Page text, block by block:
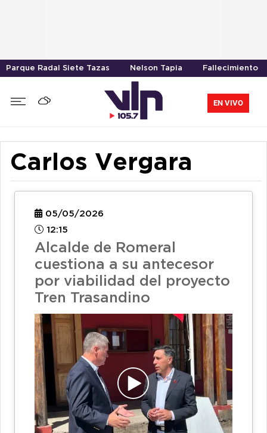
Parque Radal Siete Tazas Nelson Tapia Fallecimiento
EN VIVO
Carlos Vergara
05/05/2026
12:15
Alcalde de Romeral
cuestiona a su antecesor
por viabilidad del proyecto
Tren Trasandino